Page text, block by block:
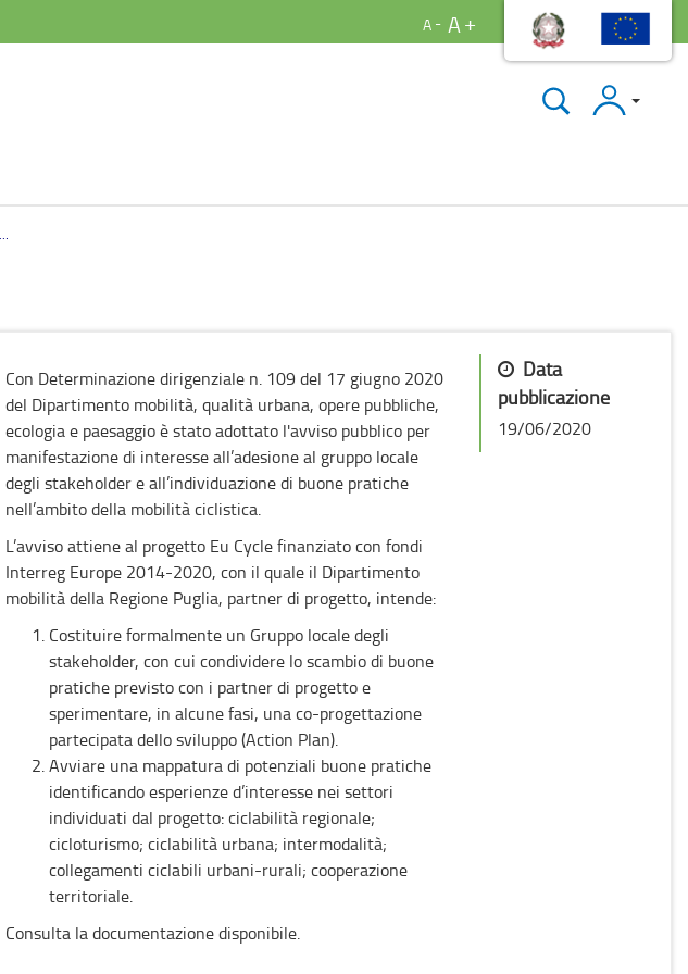
A A
Accedi
Con Determinazione dirigenziale n. 109 del 17 giugno 2020
del Dipartimento mobilità, qualità urbana, opere pubbliche,
ecologia e paesaggio è stato adottato l'avviso pubblico per
manifestazione di interesse all’adesione al gruppo locale
degli stakeholder e all’individuazione di buone pratiche
nell’ambito della mobilità ciclistica.
L’avviso attiene al progetto Eu Cycle finanziato con fondi
Interreg Europe 2014-2020, con il quale il Dipartimento
mobilità della Regione Puglia, partner di progetto, intende:
Costituire formalmente un Gruppo locale degli
stakeholder, con cui condividere lo scambio di buone
pratiche previsto con i partner di progetto e
sperimentare, in alcune fasi, una co-progettazione
partecipata dello sviluppo (Action Plan).
Avviare una mappatura di potenziali buone pratiche
identificando esperienze d’interesse nei settori
individuati dal progetto: ciclabilità regionale;
cicloturismo; ciclabilità urbana; intermodalità;
collegamenti ciclabili urbani-rurali; cooperazione
territoriale.
Consulta la documentazione disponibile.
Data
pubblicazione
19/06/2020